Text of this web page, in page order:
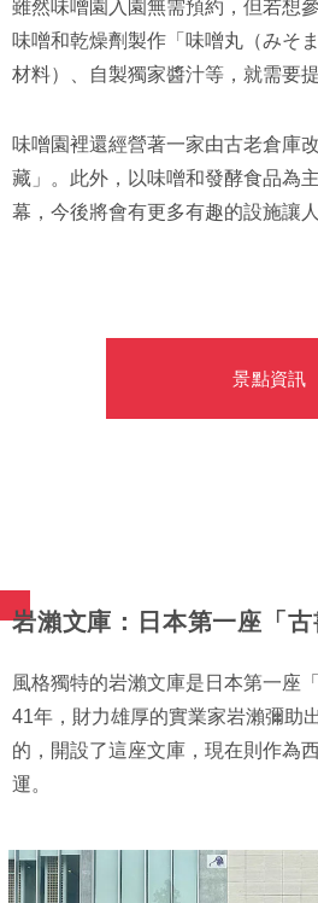
雖然味噌園入園無需預約，但若想
味噌和乾燥劑製作「味噌丸（みそ
材料）、自製獨家醬汁等，就需要提
味噌園裡還經營著一家由古老倉庫
藏」。此外，以味噌和發酵食品為
幕，今後將會有更多有趣的設施讓
景點資訊
岩瀨文庫：日本第一座「古
風格獨特的岩瀨文庫是日本第一座
41年，財力雄厚的實業家岩瀨彌助
的，開設了這座文庫，現在則作為
運。